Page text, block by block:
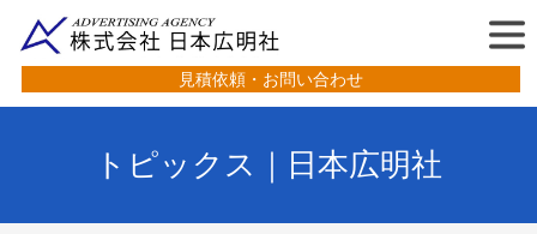
見積依頼・お問い合わせ
トピックス｜日本広明社